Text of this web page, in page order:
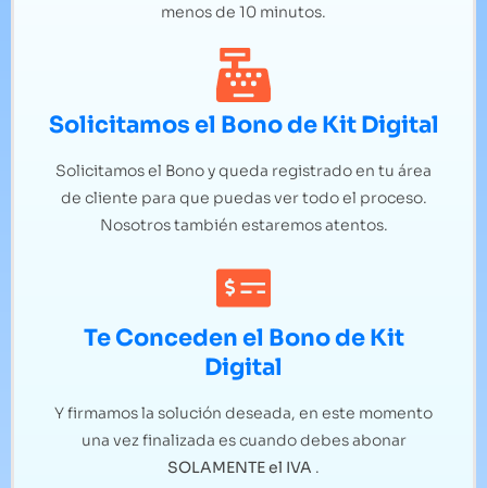
menos de 10 minutos.
Solicitamos el Bono de Kit Digital
Solicitamos el Bono y queda registrado en tu área
de cliente para que puedas ver todo el proceso.
Nosotros también estaremos atentos.
Te Conceden el Bono de Kit
Digital
Y firmamos la solución deseada, en este momento
una vez finalizada es cuando debes abonar
SOLAMENTE el IVA .